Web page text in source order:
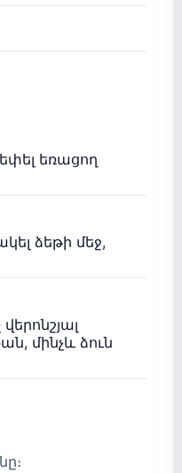
եռացող
ձեթի մեջ,
մինչև ձուն